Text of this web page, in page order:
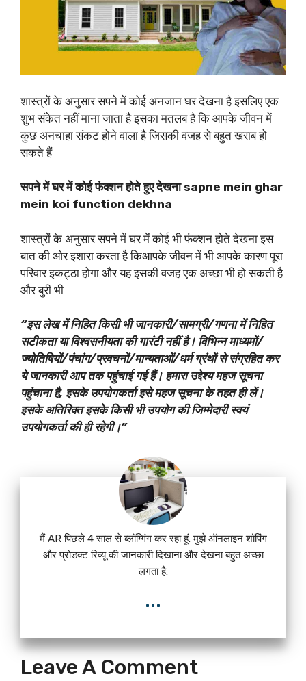
शास्त्रों के अनुसार सपने में कोई अनजान घर देखना है इसलिए एक
शुभ संकेत नहीं माना जाता है इसका मतलब है कि आपके जीवन में
कुछ अनचाहा संकट होने वाला है जिसकी वजह से बहुत खराब हो
सकते हैं
सपने में घर में कोई फंक्शन होते हुए देखना sapne mein ghar
mein koi function dekhna
शास्त्रों के अनुसार सपने में घर में कोई भी फंक्शन होते देखना इस
बात की ओर इशारा करता है किआपके जीवन में भी आपके कारण पूरा
परिवार इकट्ठा होगा और यह इसकी वजह एक अच्छा भी हो सकती है
और बुरी भी
“इस लेख में निहित किसी भी जानकारी/सामग्री/गणना में निहित
सटीकता या विश्वसनीयता की गारंटी नहीं है। विभिन्न माध्यमों/
ज्योतिषियों/पंचांग/प्रवचनों/मान्यताओं/धर्म ग्रंथों से संग्रहित कर
ये जानकारी आप तक पहुंचाई गई हैं। हमारा उद्देश्य महज सूचना
पहुंचाना है, इसके उपयोगकर्ता इसे महज सूचना के तहत ही लें।
इसके अतिरिक्त इसके किसी भी उपयोग की जिम्मेदारी स्वयं
उपयोगकर्ता की ही रहेगी।”
मैं AR पिछले 4 साल से ब्लॉग्गिंग कर रहा हूं. मुझे ऑनलाइन शॉपिंग
और प्रोडक्ट रिव्यू की जानकारी दिखाना और देखना बहुत अच्छा
लगता है.
...
Leave A Comment